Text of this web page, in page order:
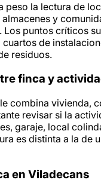
peso la lectura de
y
puntos críticos
cuartos de
residuos.
finca y
combina vivienda,
revisar si la
garaje, local
es distinta a la de
en Viladecans